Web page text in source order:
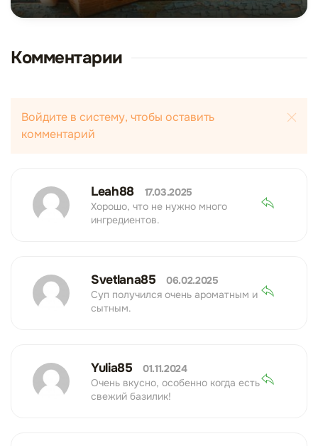
Комментарии
Войдите в систему, чтобы оставить
комментарий
Leah88
17.03.2025
Хорошо, что не нужно много
ингредиентов.
Svetlana85
06.02.2025
Суп получился очень ароматным и
сытным.
Yulia85
01.11.2024
Очень вкусно, особенно когда есть
свежий базилик!